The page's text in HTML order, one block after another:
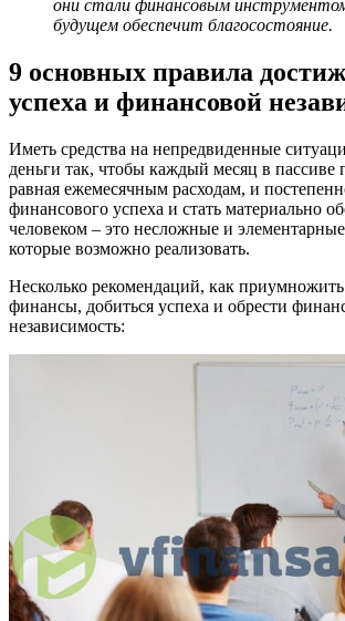
они стали финансовым
будущем обеспечит благосостояние.
9 основных правила
успеха и финансовой
Иметь средства на непредвиденные
деньги так, чтобы каждый месяц в пассиве
равная ежемесячным расходам, и
финансового успеха и стать материально
человеком – это несложные и
которые возможно реализовать.
Несколько рекомендаций, как
финансы, добиться успеха и обрести
независимость: